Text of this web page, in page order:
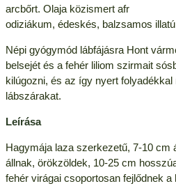
arcbőrt. Olaja közismert afr
odiziákum, édeskés, balzsamos
Népi gyógymód lábfájásra Hont
belsejét és a fehér liliom szirmait
kilúgozni, és az így nyert folyadékkal
lábszárakat.
Leírása
Hagymája laza szerkezetű, 7-10 cm
állnak, örökzöldek, 10-25 cm
fehér virágai csoportosan fejlődnek